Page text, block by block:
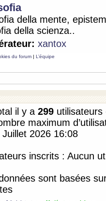
della mente,
della scienza..
xantox
du forum | L’équipe
il y a 299
maximum
Juillet 2026 16:08
inscrits : Aucun
sont basées